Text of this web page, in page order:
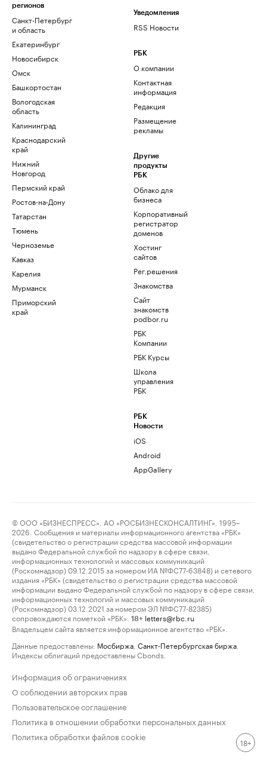
регионов
Санкт-Петербург
и область
Екатеринбург
Новосибирск
Омск
Башкортостан
Вологодская
область
Калининград
Краснодарский
край
Нижний
Новгород
Пермский край
Ростов-на-Дону
Татарстан
Тюмень
Черноземье
Кавказ
Карелия
Мурманск
Приморский
край
Уведомления
RSS Новости
РБК
О компании
Контактная
информация
Редакция
Размещение
рекламы
Другие
продукты
РБК
Облако для
бизнеса
Корпоративный
регистратор
доменов
Хостинг
сайтов
Рег.решения
Знакомства
Сайт
знакомств
podbor.ru
РБК
Компании
РБК Курсы
Школа
управления
РБК
РБК
Новости
iOS
Android
AppGallery
© ООО «БИЗНЕСПРЕСС», АО «РОСБИЗНЕСКОНСАЛТИНГ», 1995–
2026. Сообщения и материалы информационного агентства «РБК»
(свидетельство о регистрации средства массовой информации
выдано Федеральной службой по надзору в сфере связи,
информационных технологий и массовых коммуникаций
(Роскомнадзор) 09.12.2015 за номером ИА №ФС77-63848) и сетевого
издания «РБК» (свидетельство о регистрации средства массовой
информации выдано Федеральной службой по надзору в сфере связи,
информационных технологий и массовых коммуникаций
(Роскомнадзор) 03.12.2021 за номером ЭЛ №ФС77-82385)
сопровождаются пометкой «РБК».
18+ letters@rbc.ru
Владельцем сайта является информационное агентство «РБК».
Данные предоставлены: Мосбиржа Санкт-Петербургская биржа
Индексы облигаций предоставлены Cbonds.
Информация об ограничениях
О соблюдении авторских прав
Пользовательское соглашение
Политика в отношении обработки персональных данных
Политика обработки файлов cookie
18+